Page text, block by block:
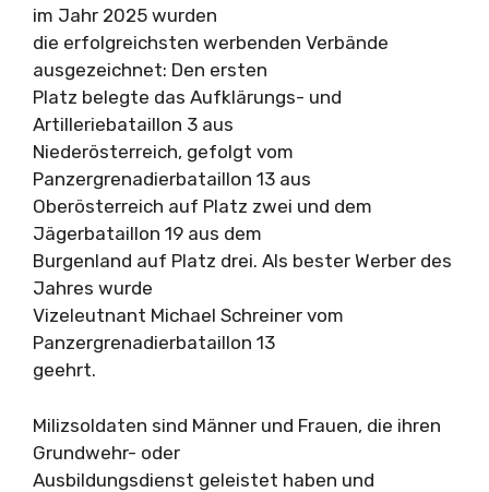
im Jahr 2025 wurden
die erfolgreichsten werbenden Verbände
ausgezeichnet: Den ersten
Platz belegte das Aufklärungs- und
Artilleriebataillon 3 aus
Niederösterreich, gefolgt vom
Panzergrenadierbataillon 13 aus
Oberösterreich auf Platz zwei und dem
Jägerbataillon 19 aus dem
Burgenland auf Platz drei. Als bester Werber des
Jahres wurde
Vizeleutnant Michael Schreiner vom
Panzergrenadierbataillon 13
geehrt.
Milizsoldaten sind Männer und Frauen, die ihren
Grundwehr- oder
Ausbildungsdienst geleistet haben und